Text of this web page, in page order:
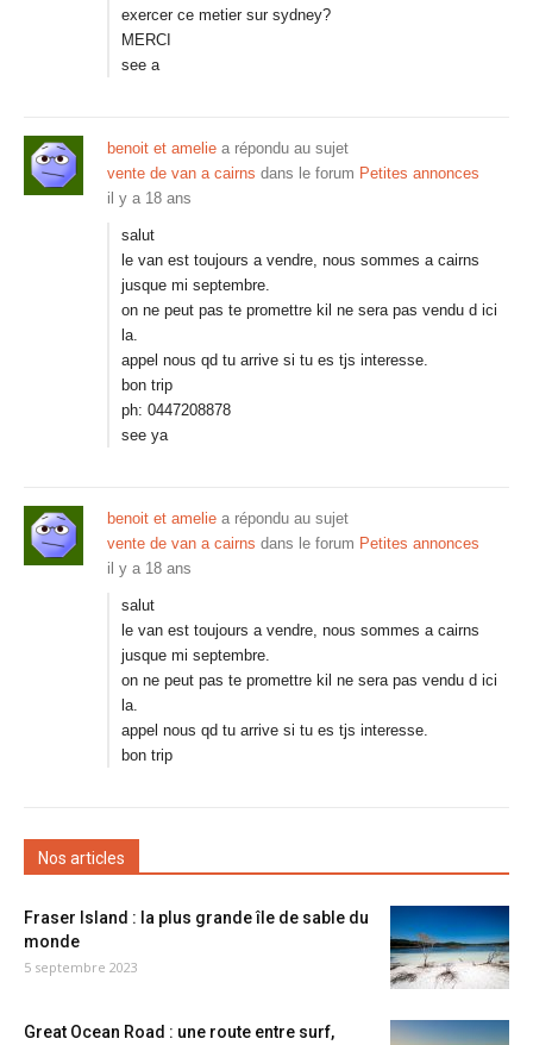
exercer ce metier sur sydney?
MERCI
see a
benoit et amelie a répondu au sujet
vente de van a cairns dans le forum Petites annonces
il y a 18 ans
salut
le van est toujours a vendre, nous sommes a cairns
jusque mi septembre.
on ne peut pas te promettre kil ne sera pas vendu d ici
la.
appel nous qd tu arrive si tu es tjs interesse.
bon trip
ph: 0447208878
see ya
benoit et amelie a répondu au sujet
vente de van a cairns dans le forum Petites annonces
il y a 18 ans
salut
le van est toujours a vendre, nous sommes a cairns
jusque mi septembre.
on ne peut pas te promettre kil ne sera pas vendu d ici
la.
appel nous qd tu arrive si tu es tjs interesse.
bon trip
Nos articles
Fraser Island : la plus grande île de sable du
monde
5 septembre 2023
Great Ocean Road : une route entre surf,